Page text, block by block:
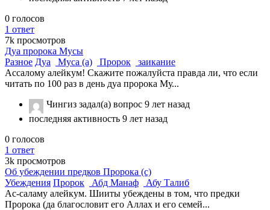
0 голосов
1 ответ
7k просмотров
Дуа пророка Мусы
Разное Дуа Муса (а) Пророк
заикание
Ассалому алейкум! Скажите пожалуйста правда ли, что если
читать по 100 раз в день дуа пророка Му...
Чингиз задал(а) вопрос 9 лет назад
последняя активность 9 лет назад
0 голосов
1 ответ
3k просмотров
Об убеждении предков Пророка (с)
Убеждения Пророк Абд Манаф
Абу Талиб
Ас-саламу алейкум. Шииты убеждены в том, что предки
Пророка (да благословит его Аллах и его семей...